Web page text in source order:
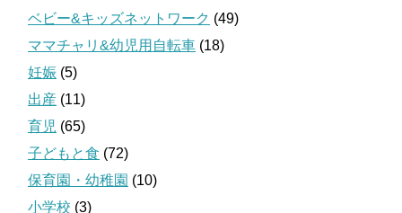
ベビー&キッズネットワーク (49)
ママチャリ&幼児用自転車 (18)
妊娠 (5)
出産 (11)
育児 (65)
子どもと食 (72)
保育園・幼稚園 (10)
小学校 (3)